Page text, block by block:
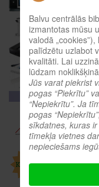
Balvu centrālās
izmantotas mūsu
valodā
palīdzētu uzlabot
kvalitāti. Lai
lūdzam
Jūs varat piekrist
pogas “Piekrītu”
“Nepiekrītu”. Ja
pogas
sīkdatnes, kuras
tīmekļa vietnes
nepieciešams